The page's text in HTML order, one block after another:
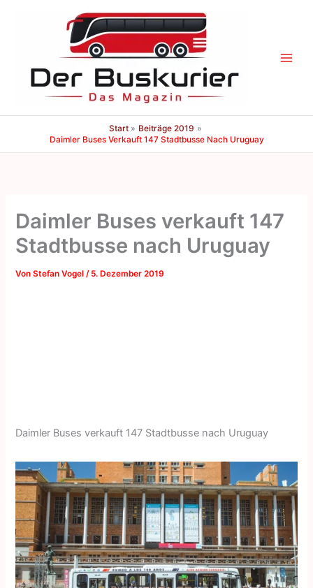
Start
Beiträge 2019
Daimler Buses Verkauft 147 Stadtbusse Nach Uruguay
Daimler Buses verkauft 147
Stadtbusse nach Uruguay
VonStefan Vogel/ 5. Dezember 2019
Daimler Buses verkauft 147 Stadtbusse nach Uruguay